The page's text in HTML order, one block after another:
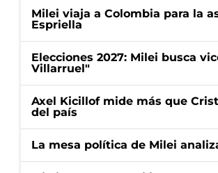
Milei viaja a Colombia para la
Espriella
Elecciones 2027: Milei busca
Villarruel"
Axel Kicillof mide más que
del país
La mesa política de Milei